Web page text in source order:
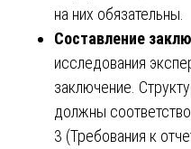
на них обязательны.
Составление
исследования
заключение.
должны
3 (Требования к